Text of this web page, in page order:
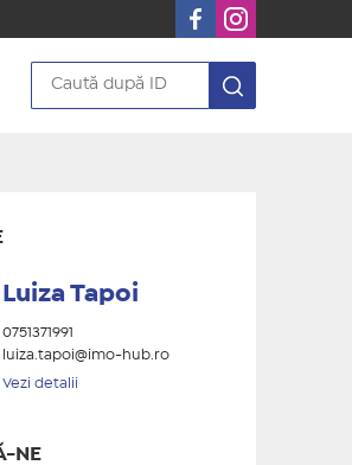
Luiza Tapoi
0751371991
luiza.tapoi@imo-hub.ro
Vezi detalii
NE